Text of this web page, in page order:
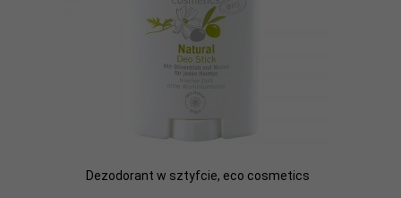
Dezodorant w sztyfcie, eco cosmetics